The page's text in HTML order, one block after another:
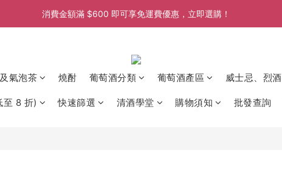
消費金額滿 $600 即可享免運費優惠，立即選購！
消費金額滿 $600 即可享免運費優惠，立即選購！
氣泡茶 燒酎 葡萄酒分類 葡萄酒產區 威士忌、烈酒
至 8 折) 快速篩選 清酒學堂 購物須知 批發查詢